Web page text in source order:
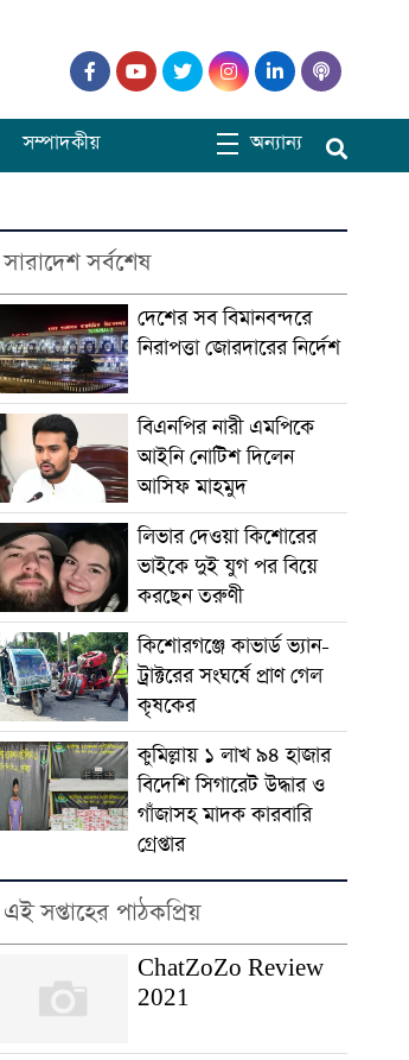
সম্পাদকীয় অন্যান্য
সারাদেশ সর্বশেষ
দেশের সব বিমানবন্দরে
নিরাপত্তা জোরদারের নির্দেশ
বিএনপির নারী এমপিকে
আইনি নোটিশ দিলেন
আসিফ মাহমুদ
লিভার দেওয়া কিশোরের
ভাইকে দুই যুগ পর বিয়ে
করছেন তরুণী
কিশোরগঞ্জে কাভার্ড ভ্যান-
ট্রাক্টরের সংঘর্ষে প্রাণ গেল
কৃষকের
কুমিল্লায় ১ লাখ ৯৪ হাজার
বিদেশি সিগারেট উদ্ধার ও
গাঁজাসহ মাদক কারবারি
গ্রেপ্তার
এই সপ্তাহের পাঠকপ্রিয়
ChatZoZo Review
2021